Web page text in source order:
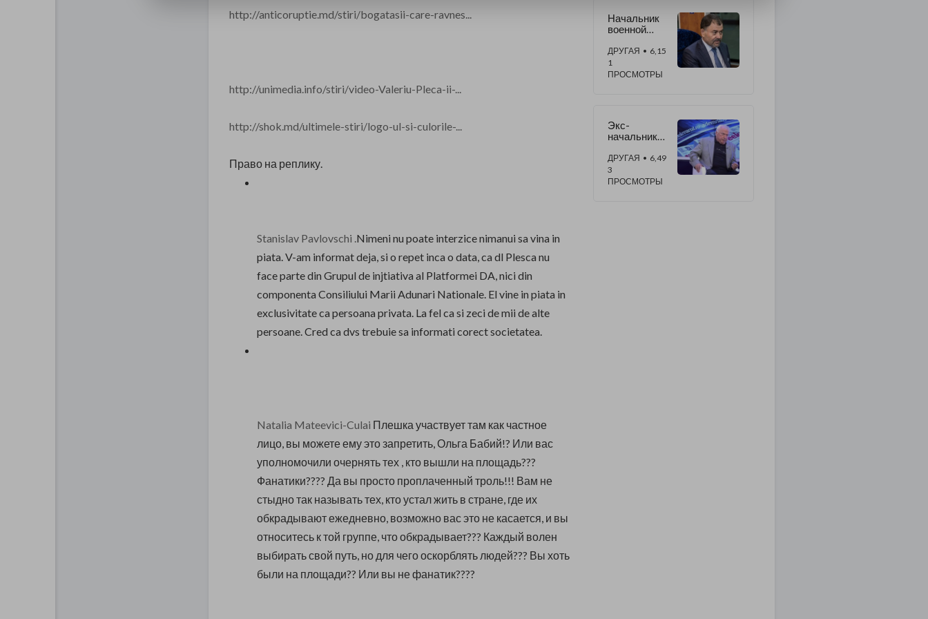
http://anticoruptie.md/stiri/bogatasii-care-ravnes...
http://unimedia.info/stiri/video-Valeriu-Pleca-ii-...
http://shok.md/ultimele-stiri/logo-ul-si-culorile-...
Право на реплику.
Stanislav Pavlovschi .Nimeni nu poate interzice nimanui sa vina in
piata. V-am informat deja, si o repet inca o data, ca dl Plesca nu
face parte din Grupul de injtiativa al Platformei DA, nici din
componenta Consiliului Marii Adunari Nationale. El vine in piata in
exclusivitate ca persoana privata. La fel ca si zeci de mii de alte
persoane. Cred ca dvs trebuie sa informati corect societatea.
Natalia Mateevici-Culai Плешка участвует там как частное
лицо, вы можете ему это запретить, Ольга Бабий!? Или вас
уполномочили очернять тех , кто вышли на площадь???
Фанатики???? Да вы просто проплаченный троль!!! Вам не
стыдно так называть тех, кто устал жить в стране, где их
обкрадывают ежедневно, возможно вас это не касается, и вы
относитесь к той группе, что обкрадывает??? Каждый волен
выбирать свой путь, но для чего оскорблять людей??? Вы хоть
были на площади?? Или вы не фанатик????
Начальник
военной
полковник
В. Гервас,
подставил
ДРУГАЯ • 6,15
1
ПРОСМОТРЫ
Экс-
начальник
внешней
разведки
Иоан
ДРУГАЯ • 6,49
3
ПРОСМОТРЫ